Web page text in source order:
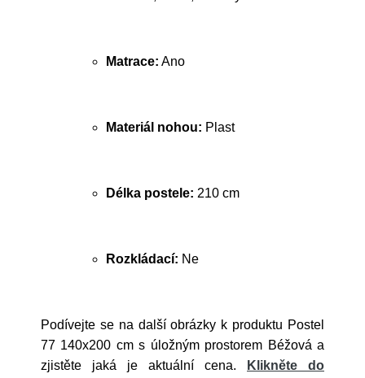
Matrace: Ano
Materiál nohou: Plast
Délka postele: 210 cm
Rozkládací: Ne
Podívejte se na další obrázky k produktu Postel
77 140x200 cm s úložným prostorem Béžová a
zjistěte jaká je aktuální cena.
Klikněte do